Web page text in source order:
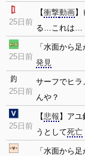
25日前
【衝撃動画】
る…これは…
25日前
「水面から
発見
25日前
サーフでヒラ
んや？
25日前
【悲報 】アユ
うとして死亡
「水面から